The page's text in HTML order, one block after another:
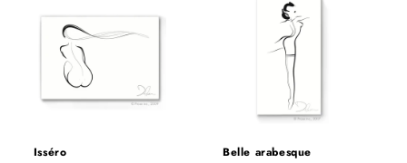
Isséro Belle arabesque